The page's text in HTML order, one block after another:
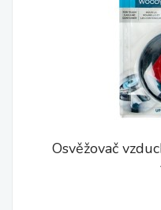
Osvěžovač